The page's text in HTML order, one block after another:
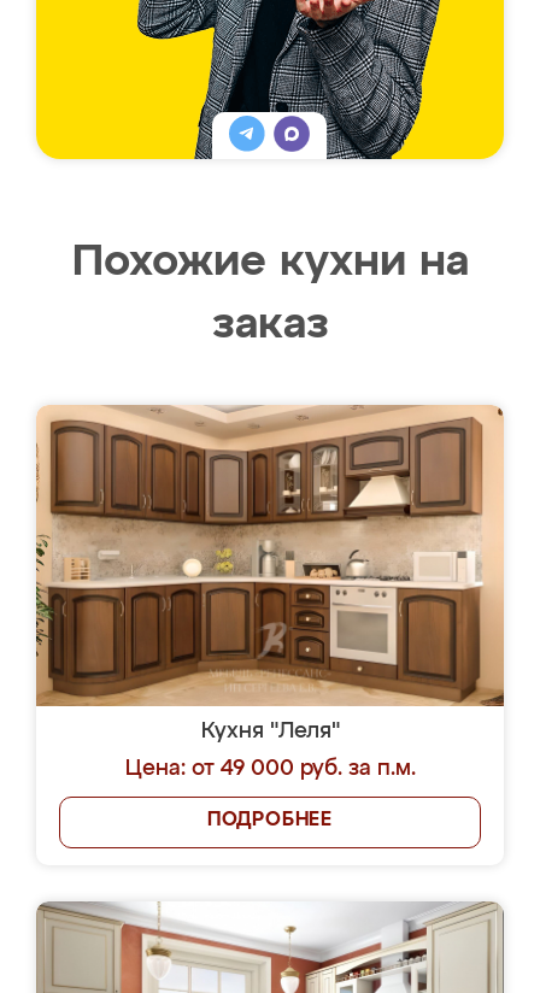
Похожие кухни на
заказ
Кухня "Леля"
Цена: от 49 000 руб. за п.м.
ПОДРОБНЕЕ